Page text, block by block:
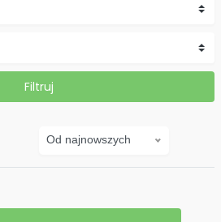
Filtruj
Od najnowszych